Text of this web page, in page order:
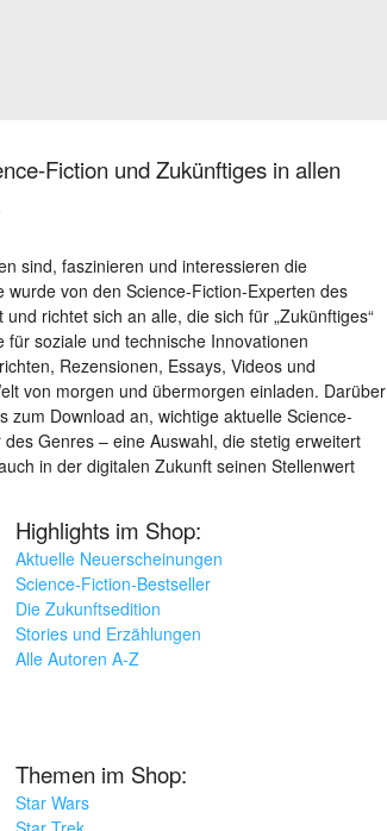
Fiction und Zukünftiges in allen
sind, faszinieren und interessieren die
von den Science-Fiction-Experten des
richtet sich an alle, die sich für „Zukünftiges“
soziale und technische Innovationen
Rezensionen, Essays, Videos und
von morgen und übermorgen einladen. Darüber
zum Download an, wichtige aktuelle Science-
Genres – eine Auswahl, die stetig erweitert
in der digitalen Zukunft seinen Stellenwert
Highlights im Shop:
Aktuelle Neuerscheinungen
Science-Fiction-Bestseller
Die Zukunftsedition
Stories und Erzählungen
Alle Autoren A-Z
Themen im Shop:
Star Wars